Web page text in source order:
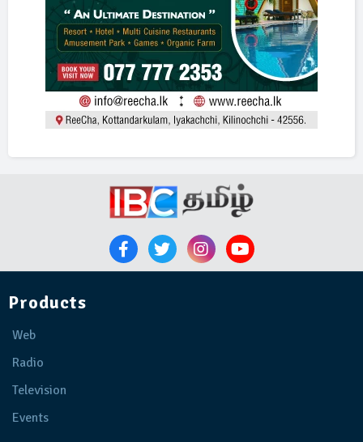
Products
Web
Radio
Television
Events